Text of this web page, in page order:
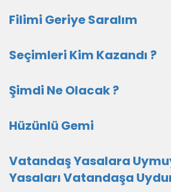
Filimi Geriye Saralım
Seçimleri Kim Kazandı ?
Şimdi Ne Olacak ?
Hüzünlü Gemi
Vatandaş Yasalara
Yasaları Vatandaşa